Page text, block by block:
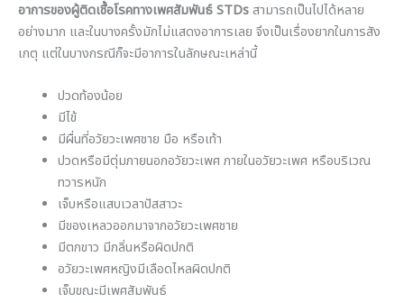
อาการของผู้ติดเชื้อโรคทางเพศสัมพันธ์ STDs สามารถเป็นไปได้หลาย
อย่างมาก และในบางครั้งมักไม่แสดงอาการเลย จึงเป็นเรื่องยากในการสัง
เกตุ แต่ในบางกรณีก็จะมีอาการในลักษณะเหล่านี้
ปวดท้องน้อย
มีไข้
มีผื่นที่อวัยวะเพศชาย มือ หรือเท้า
ปวดหรือมีตุ่มภายนอกอวัยวะเพศ ภายในอวัยวะเพศ หรือบริเวณ
ทวารหนัก
เจ็บหรือแสบเวลาปัสสาวะ
มีของเหลวออกมาจากอวัยวะเพศชาย
มีตกขาว มีกลิ่นหรือผิดปกติ
อวัยวะเพศหญิงมีเลือดไหลผิดปกติ
เจ็บขณะมีเพศสัมพันธ์